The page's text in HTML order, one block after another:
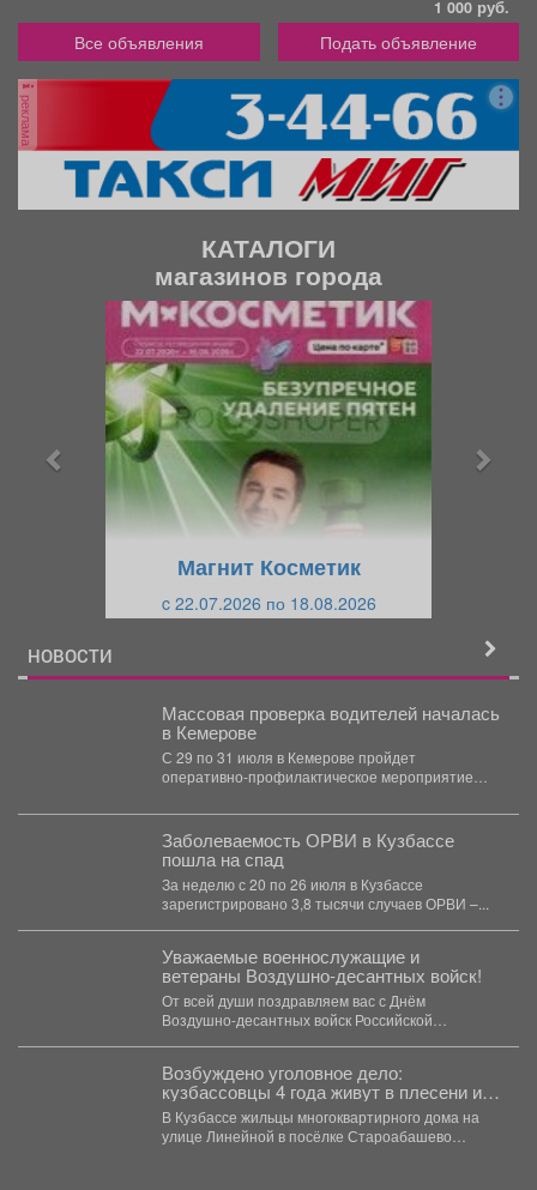
1 000 руб.
Все объявления Подать объявление
реклама
КАТАЛОГИ
магазинов города
Магнит Косметик
c 22.07.2026 по 18.08.2026
НОВОСТИ
Массовая проверка водителей началась
в Кемерове
С 29 по 31 июля в Кемерове пройдет
оперативно-профилактическое мероприятие
Заболеваемость ОРВИ в Кузбассе
пошла на спад
За неделю с 20 по 26 июля в Кузбассе
зарегистрировано 3,8 тысячи случаев ОРВИ –...
Уважаемые военнослужащие и
ветераны Воздушно-десантных войск!
От всей души поздравляем вас с Днём
Воздушно-десантных войск Российской
Возбуждено уголовное дело:
кузбассовцы 4 года живут в плесени и
ждут помощи
В Кузбассе жильцы многоквартирного дома на
улице Линейной в посёлке Староабашево